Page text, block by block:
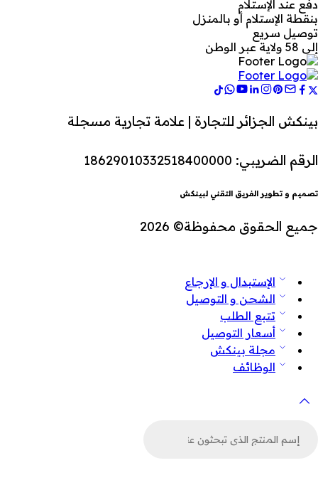
دفع عند الإستلام
بنقطة الإستلام أو بالمنزل
توصيل سريع
إلى 58 ولاية عبر الوطن
بينكش الجزائر للتجارة | علامة تجارية مسجلة
الرقم الضريبي: 18629010332518400000
تصميم و تطوير الفريق التقني لبينكش
جميع الحقوق محفوظة© 2026
الإستبدال و الإرجاع
الشحن و التوصيل
تتبع الطلب
أسعار التوصيل
مجلة بينكش
الوظائف